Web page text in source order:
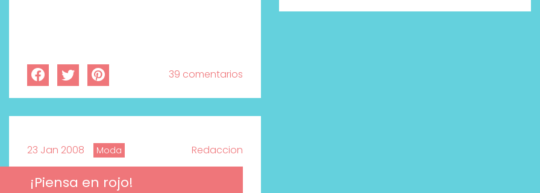
39 comentarios
23 Jan 2008 Moda Redaccion
¡Piensa en rojo!